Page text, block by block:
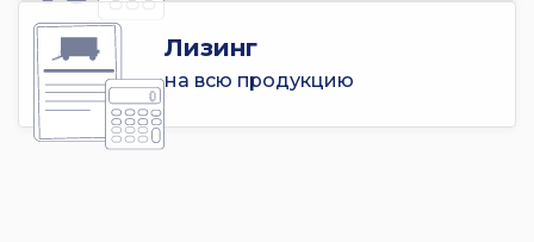
Лизинг
на всю продукцию